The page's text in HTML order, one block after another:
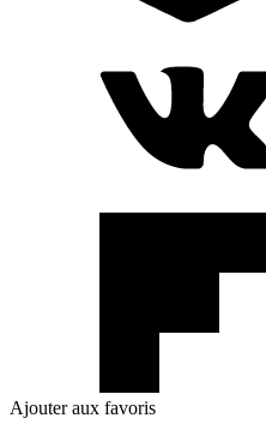
Ajouter aux favoris